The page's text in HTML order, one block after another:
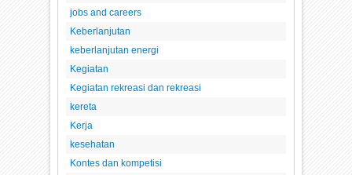
jobs and careers
Keberlanjutan
keberlanjutan energi
Kegiatan
Kegiatan rekreasi dan rekreasi
kereta
Kerja
kesehatan
Kontes dan kompetisi